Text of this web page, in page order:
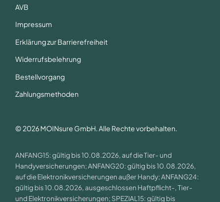
AVB
Impressum
Erklärung zur Barrierefreiheit
Widerrufsbelehrung
Bestellvorgang
Zahlungsmethoden
© 2026 MOINsure GmbH. Alle Rechte vorbehalten.
ANFANG15: gültig bis 10.08.2026, auf die Tier- und
Handyversicherungen; ANFANG20: gültig bis 10.08.2026,
auf die Elektronikversicherungen außer Handy; ANFANG24:
gültig bis 10.08.2026, ausgeschlossen Haftpflicht-, Tier-
und Elektronikversicherungen; SPEZIAL15: gültig bis